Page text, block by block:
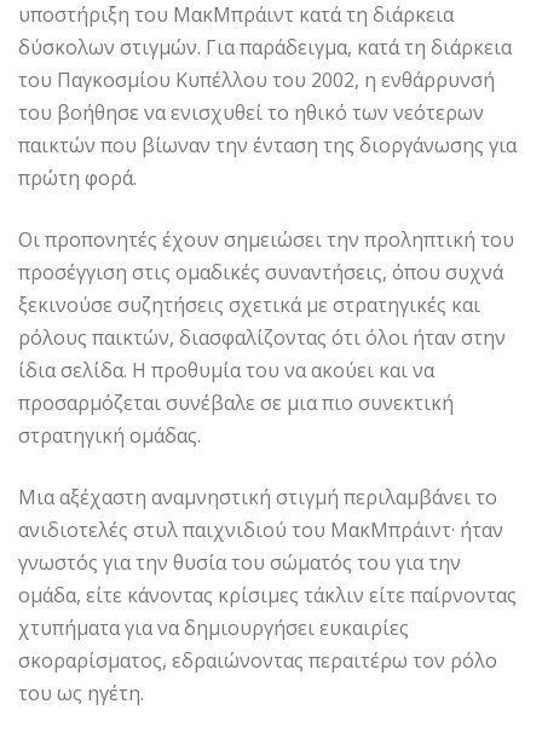
υποστήριξη του ΜακΜπράιντ κατά τη διάρκεια
δύσκολων στιγμών. Για παράδειγμα, κατά τη διάρκεια
του Παγκοσμίου Κυπέλλου του 2002, η ενθάρρυνσή
του βοήθησε να ενισχυθεί το ηθικό των νεότερων
παικτών που βίωναν την ένταση της διοργάνωσης για
πρώτη φορά.
Οι προπονητές έχουν σημειώσει την προληπτική του
προσέγγιση στις ομαδικές συναντήσεις, όπου συχνά
ξεκινούσε συζητήσεις σχετικά με στρατηγικές και
ρόλους παικτών, διασφαλίζοντας ότι όλοι ήταν στην
ίδια σελίδα. Η προθυμία του να ακούει και να
προσαρμόζεται συνέβαλε σε μια πιο συνεκτική
στρατηγική ομάδας.
Μια αξέχαστη αναμνηστική στιγμή περιλαμβάνει το
ανιδιοτελές στυλ παιχνιδιού του ΜακΜπράιντ· ήταν
γνωστός για την θυσία του σώματός του για την
ομάδα, είτε κάνοντας κρίσιμες τάκλιν είτε παίρνοντας
χτυπήματα για να δημιουργήσει ευκαιρίες
σκοραρίσματος, εδραιώνοντας περαιτέρω τον ρόλο
του ως ηγέτη.